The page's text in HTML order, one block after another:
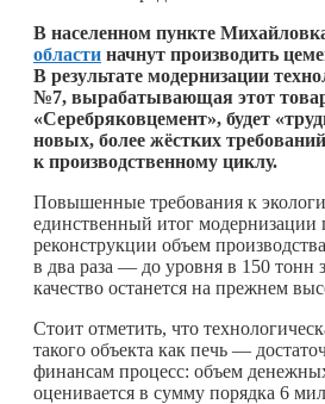
В населенном пункте
области начнут производить
В результате модернизации
№7, вырабатывающая этот
«Серебряковцемент», будет
новых, более жёстких
к производственному циклу.
Повышенные требования к
единственный итог модернизации
реконструкции объем
в два раза — до уровня в 150 тонн
качество останется на прежнем
Стоит отметить, что
такого объекта как печь —
финансам процесс: объем
оценивается в сумму порядка 6